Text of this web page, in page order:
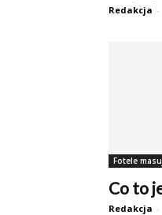
Redakcja -
Fotele
Co to
Redakcja -